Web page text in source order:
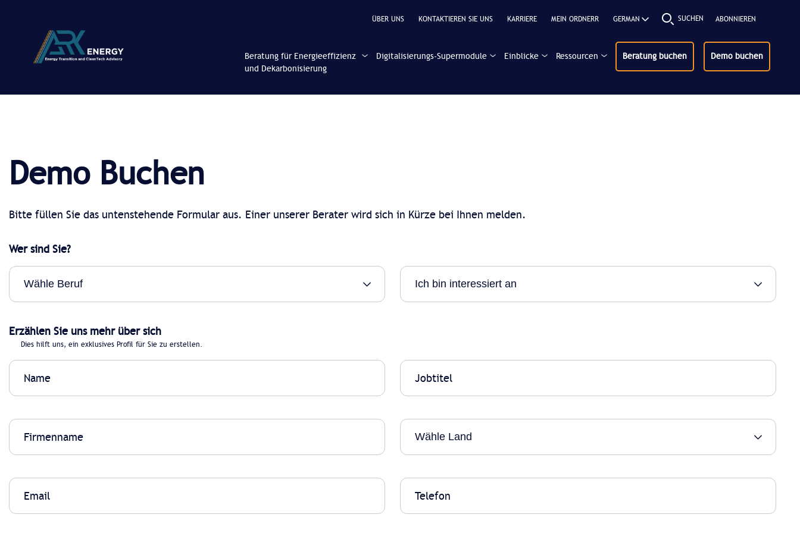
ÜBER UNS KONTAKTIEREN SIE UNS KARRIERE MEIN ORDNERR SUCHEN ABONNIEREN
Beratung für Energieeffizienz
und Dekarbonisierung
Digitalisierungs-Supermodule Einblicke Ressourcen Beratung buchen Demo buchen
Demo Buchen
Bitte füllen Sie das untenstehende Formular aus. Einer unserer Berater wird sich in Kürze bei Ihnen melden.
Wer sind Sie?
Erzählen Sie uns mehr über sich
Dies hilft uns, ein exklusives Profil für Sie zu erstellen.